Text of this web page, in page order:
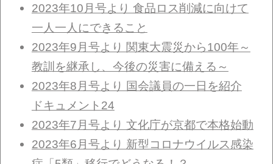
2023年10月号より 食品ロス削減に向けて
一人一人にできること
2023年9月号より 関東大震災から100年～
教訓を継承し、今後の災害に備える～
2023年8月号より 国会議員の一日を紹介
ドキュメント24
2023年7月号より 文化庁が京都で本格始動
2023年6月号より 新型コロナウイルス感染